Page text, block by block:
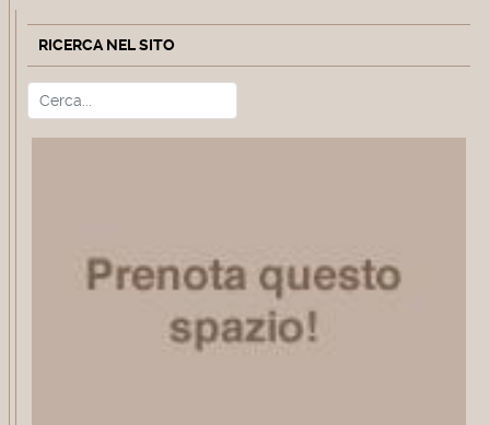
RICERCA NEL SITO
Cerca Type 2 or more characters for